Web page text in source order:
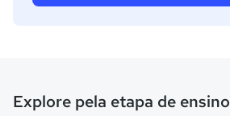
Explore pela etapa de ensino